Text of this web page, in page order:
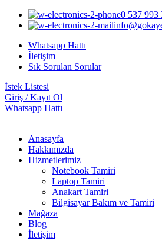
0 537 993
Whatsapp Hattı
İletişim
Sık Sorulan Sorular
İstek Listesi
Giriş / Kayıt Ol
Whatsapp Hattı
Anasayfa
Hakkımızda
Hizmetlerimiz
Notebook Tamiri
Laptop Tamiri
Anakart Tamiri
Bilgisayar Bakım ve Tamiri
Mağaza
Blog
İletişim